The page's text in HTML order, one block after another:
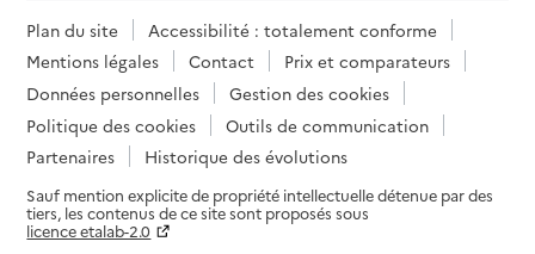
Plan du site
Accessibilité : totalement conforme
Mentions légales
Contact
Prix et comparateurs
Données personnelles
Gestion des cookies
Politique des cookies
Outils de communication
Partenaires
Historique des évolutions
Sauf mention explicite de propriété intellectuelle détenue par des
tiers, les contenus de ce site sont proposés sous
licence etalab-2.0